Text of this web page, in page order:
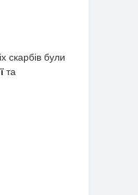
скарбів були
та